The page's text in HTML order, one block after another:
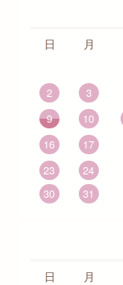
日 月
2 3
9 10
16
17
23 24
30 31
日 月